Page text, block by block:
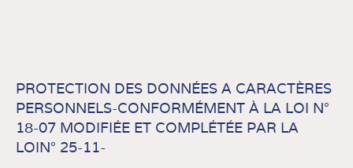
PROTECTION DES DONNÉES A CARACTÈRES
PERSONNELS-CONFORMÉMENT À LA LOI N°
18-07 MODIFIÉE ET COMPLÉTÉE PAR LA
LOIN° 25-11-